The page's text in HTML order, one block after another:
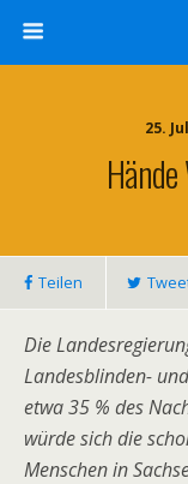
25.
Teilen
Die
Landesblinden-
etwa 35 % des
würde sich die
Menschen in